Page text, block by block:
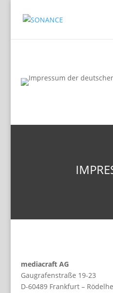
mediacraft AG
Gaugrafenstraße 19-23
D-60489 Frankfurt –